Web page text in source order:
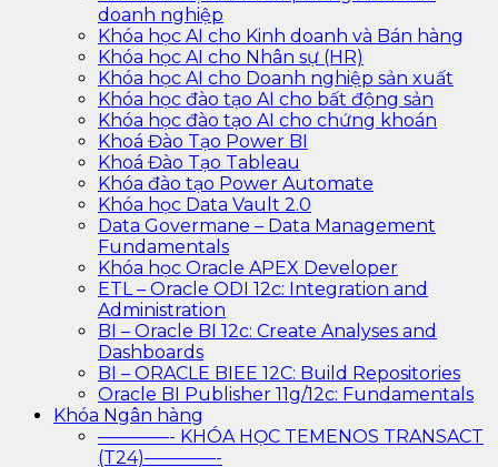
doanh nghiệp
Khóa học AI cho Kinh doanh và Bán hàng
Khóa học AI cho Nhân sự (HR)
Khóa học AI cho Doanh nghiệp sản xuất
Khóa học đào tạo AI cho bất động sản
Khóa học đào tạo AI cho chứng khoán
Khoá Đào Tạo Power BI
Khoá Đào Tạo Tableau
Khóa đào tạo Power Automate
Khóa học Data Vault 2.0
Data Govermane – Data Management
Fundamentals
Khóa học Oracle APEX Developer
ETL – Oracle ODI 12c: Integration and
Administration
BI – Oracle BI 12c: Create Analyses and
Dashboards
BI – ORACLE BIEE 12C: Build Repositories
Oracle BI Publisher 11g/12c: Fundamentals
Khóa Ngân hàng
————- KHÓA HỌC TEMENOS TRANSACT
(T24)————-